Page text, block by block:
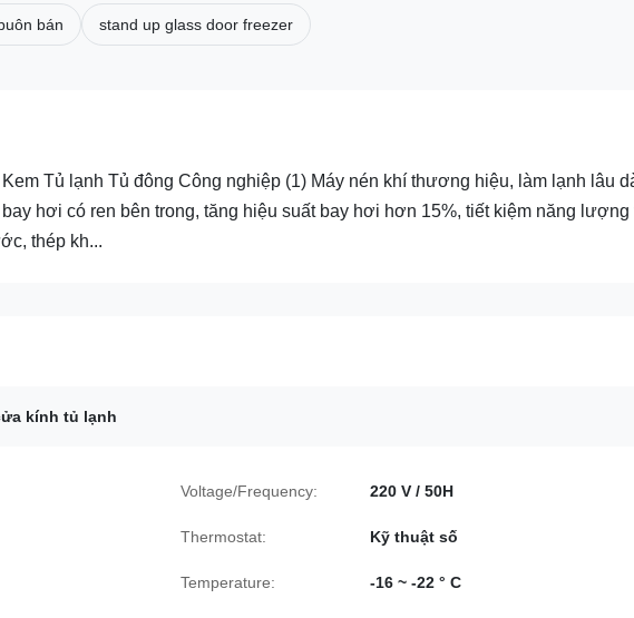
bán stand up glass door freezer
Tủ lạnh Tủ đông Công nghiệp (1) Máy nén khí thương hiệu, làm lạnh lâu
hơi có ren bên trong, tăng hiệu suất bay hơi hơn 15%, tiết kiệm năng lượng
thép kh...
kính tủ lạnh
Voltage/Frequency: 220 V / 50H
Thermostat: Kỹ thuật số
Temperature: -16 ~ -22 ° C